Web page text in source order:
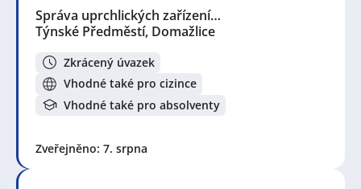
Správa uprchlických zařízení…
Týnské Předměstí, Domažlice
Zkrácený úvazek
Vhodné také pro cizince
Vhodné také pro absolventy
Zveřejněno: 7. srpna